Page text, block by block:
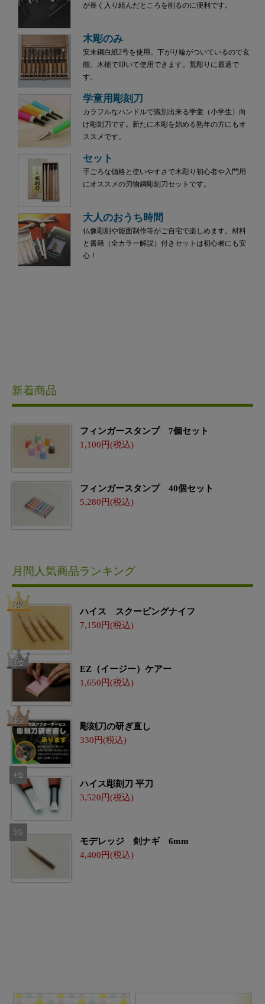
が長く入り組んだところを削るのに便利です。
木彫のみ
安来鋼白紙2号を使用。下がり輪がついているので玄
能、木槌で叩いて使用できます。荒彫りに最適で
す。
学童用彫刻刀
カラフルなハンドルで識別出来る学童（小学生）向
け彫刻刀です。新たに木彫を始める熟年の方にもオ
ススメです。
セット
手ごろな価格と使いやすさで木彫り初心者や入門用
にオススメの刃物鋼彫刻刀セットです。
大人のおうち時間
仏像彫刻や能面制作等がご自宅で楽しめます。材料
と書籍（全カラー解説）付きセットは初心者にも安
心！
新着商品
フィンガースタンプ 7個セット
1,100
フィンガースタンプ 40個セット
5,280
月間人気商品ランキング
ハイス スクーピングナイフ
7,150
EZ（イージー）ケアー
1,650
彫刻刀の研ぎ直し
330
ハイス彫刻刀 平刀
3,520
モデレッジ 剣ナギ 6mm
4,400